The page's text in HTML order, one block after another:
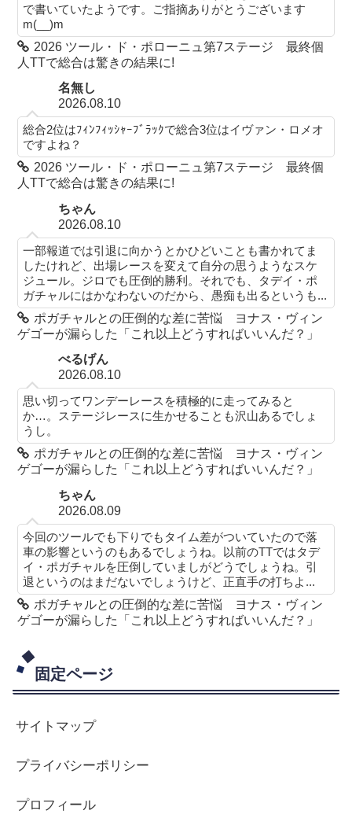
で書いていたようです。ご指摘ありがとうございます
m(__)m
2026 ツール・ド・ポローニュ第7ステージ 最終個
人TTで総合は驚きの結果に!
名無し
2026.08.10
総合2位はﾌｨﾝﾌｨｯｼｬｰﾌﾞﾗｯｸで総合3位はイヴァン・ロメオ
ですよね？
2026 ツール・ド・ポローニュ第7ステージ 最終個
人TTで総合は驚きの結果に!
ちゃん
2026.08.10
一部報道では引退に向かうとかひどいことも書かれてま
したけれど、出場レースを変えて自分の思うようなスケ
ジュール。ジロでも圧倒的勝利。それでも、タデイ・ポ
ガチャルにはかなわないのだから、愚痴も出るというも...
ポガチャルとの圧倒的な差に苦悩 ヨナス・ヴィン
ゲゴーが漏らした「これ以上どうすればいいんだ？」
べるげん
2026.08.10
思い切ってワンデーレースを積極的に走ってみると
か…。ステージレースに生かせることも沢山あるでしょ
うし。
ポガチャルとの圧倒的な差に苦悩 ヨナス・ヴィン
ゲゴーが漏らした「これ以上どうすればいいんだ？」
ちゃん
2026.08.09
今回のツールでも下りでもタイム差がついていたので落
車の影響というのもあるでしょうね。以前のTTではタデ
イ・ポガチャルを圧倒していましがどうでしょうね。引
退というのはまだないでしょうけど、正直手の打ちよ...
ポガチャルとの圧倒的な差に苦悩 ヨナス・ヴィン
ゲゴーが漏らした「これ以上どうすればいいんだ？」
固定ページ
サイトマップ
プライバシーポリシー
プロフィール